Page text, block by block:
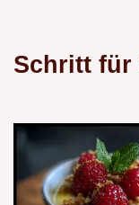
Schritt für